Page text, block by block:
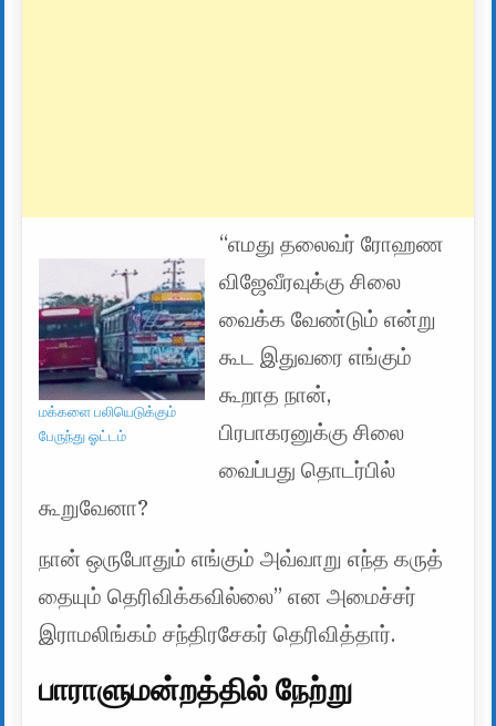
மக்களை பலியெடுக்கும்
பேருந்து ஓட்டம்
“எமது தலைவர் ரோஹண
விஜேவீரவுக்கு சிலை
வைக்க வேண்டும் என்று
கூட இதுவரை எங்கும்
கூறாத நான்,
பிரபாகரனுக்கு சிலை
வைப்பது தொடர்பில்
கூறுவேனா?
நான் ஒருபோதும் எங்கும் அவ்வாறு எந்த கருத்
தையும் தெரிவிக்கவில்லை” என அமைச்சர்
இராமலிங்கம் சந்திரசேகர் தெரிவித்தார்.
பாராளுமன்றத்தில் நேற்று